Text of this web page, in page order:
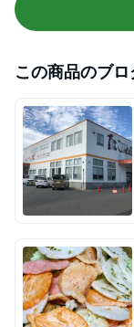
拶 年末
この商品のブ